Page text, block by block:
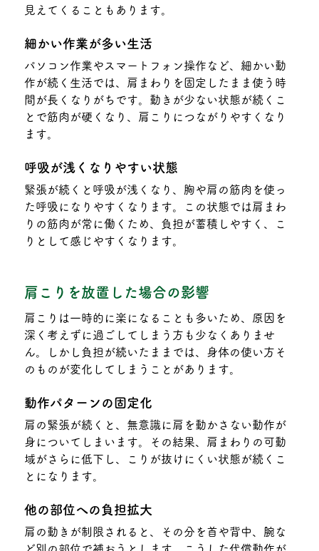
見えてくることもあります。
細かい作業が多い生活
パソコン作業やスマートフォン操作など、細かい動
作が続く生活では、肩まわりを固定したまま使う時
間が長くなりがちです。動きが少ない状態が続くこ
とで筋肉が硬くなり、肩こりにつながりやすくなり
ます。
呼吸が浅くなりやすい状態
緊張が続くと呼吸が浅くなり、胸や肩の筋肉を使っ
た呼吸になりやすくなります。この状態では肩まわ
りの筋肉が常に働くため、負担が蓄積しやすく、こ
りとして感じやすくなります。
肩こりを放置した場合の影響
肩こりは一時的に楽になることも多いため、原因を
深く考えずに過ごしてしまう方も少なくありませ
ん。しかし負担が続いたままでは、身体の使い方そ
のものが変化してしまうことがあります。
動作パターンの固定化
肩の緊張が続くと、無意識に肩を動かさない動作が
身についてしまいます。その結果、肩まわりの可動
域がさらに低下し、こりが抜けにくい状態が続くこ
とになります。
他の部位への負担拡大
肩の動きが制限されると、その分を首や背中、腕な
ど別の部位で補おうとします。こうした代償動作が